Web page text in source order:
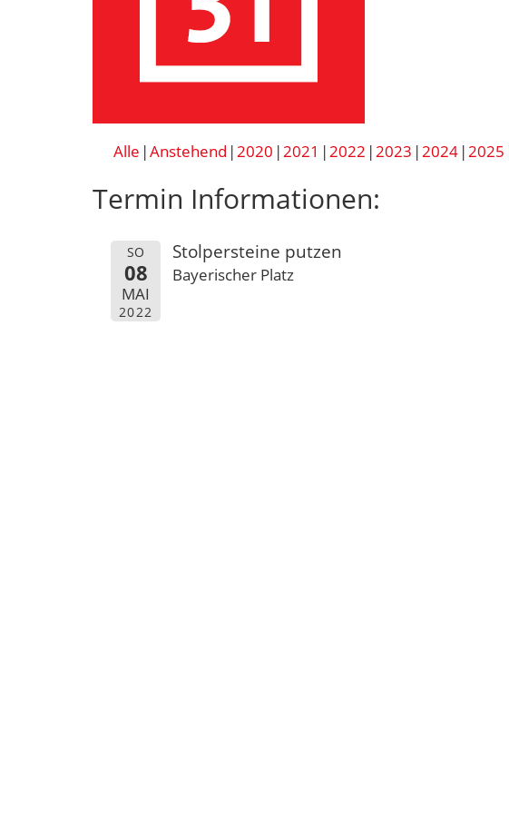
Alle Anstehend 2020 2021 2022 2023 2024 2025
Termin Informationen:
SO
08
MAI
2022
Stolpersteine putzen
Bayerischer Platz